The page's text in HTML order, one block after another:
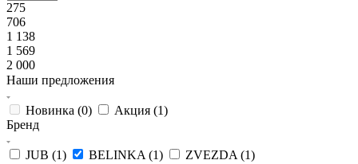
275
706
1 138
1 569
2 000
Наши предложения
Новинка (0) Акция (1)
Бренд
JUB (1) BELINKA (1) ZVEZDA (1)